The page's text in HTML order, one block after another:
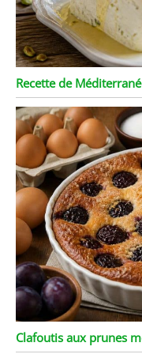
Recette de
Clafoutis aux prunes